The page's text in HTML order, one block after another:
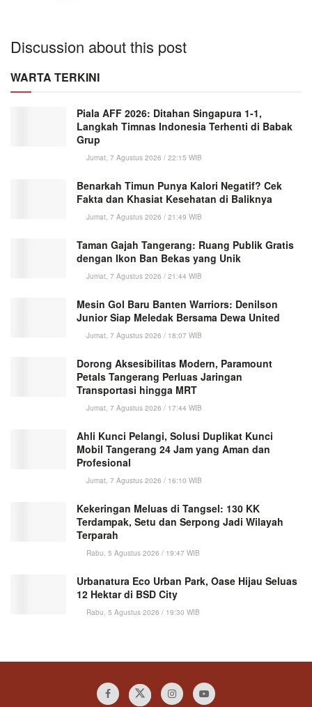
Discussion about this post
WARTA TERKINI
Piala AFF 2026: Ditahan Singapura 1-1,
Langkah Timnas Indonesia Terhenti di Babak
Grup
Jumat, 7 Agustus 2026 / 22:15 WIB
Benarkah Timun Punya Kalori Negatif? Cek
Fakta dan Khasiat Kesehatan di Baliknya
Jumat, 7 Agustus 2026 / 21:49 WIB
Taman Gajah Tangerang: Ruang Publik Gratis
dengan Ikon Ban Bekas yang Unik
Jumat, 7 Agustus 2026 / 21:44 WIB
Mesin Gol Baru Banten Warriors: Denilson
Junior Siap Meledak Bersama Dewa United
Jumat, 7 Agustus 2026 / 18:07 WIB
Dorong Aksesibilitas Modern, Paramount
Petals Tangerang Perluas Jaringan
Transportasi hingga MRT
Jumat, 7 Agustus 2026 / 17:44 WIB
Ahli Kunci Pelangi, Solusi Duplikat Kunci
Mobil Tangerang 24 Jam yang Aman dan
Profesional
Jumat, 7 Agustus 2026 / 16:10 WIB
Kekeringan Meluas di Tangsel: 130 KK
Terdampak, Setu dan Serpong Jadi Wilayah
Terparah
Rabu, 5 Agustus 2026 / 19:47 WIB
Urbanatura Eco Urban Park, Oase Hijau Seluas
12 Hektar di BSD City
Rabu, 5 Agustus 2026 / 19:30 WIB